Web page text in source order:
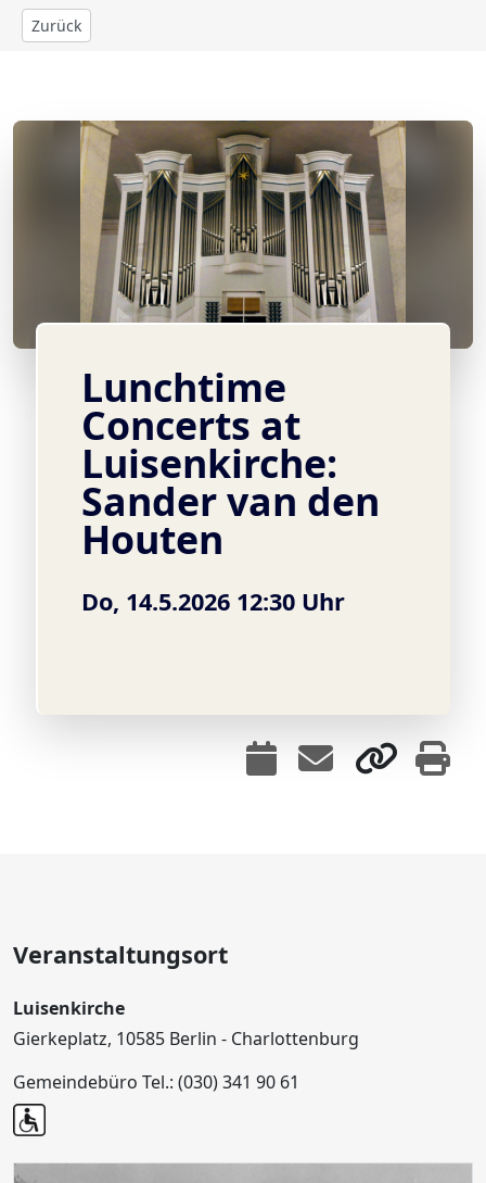
Zurück
Lunchtime
Concerts at
Luisenkirche:
Sander van den
Houten
Do, 14.5.2026 12:30 Uhr
Veranstaltungsort
Luisenkirche
Gierkeplatz, 10585 Berlin - Charlottenburg
Gemeindebüro Tel.: (030) 341 90 61